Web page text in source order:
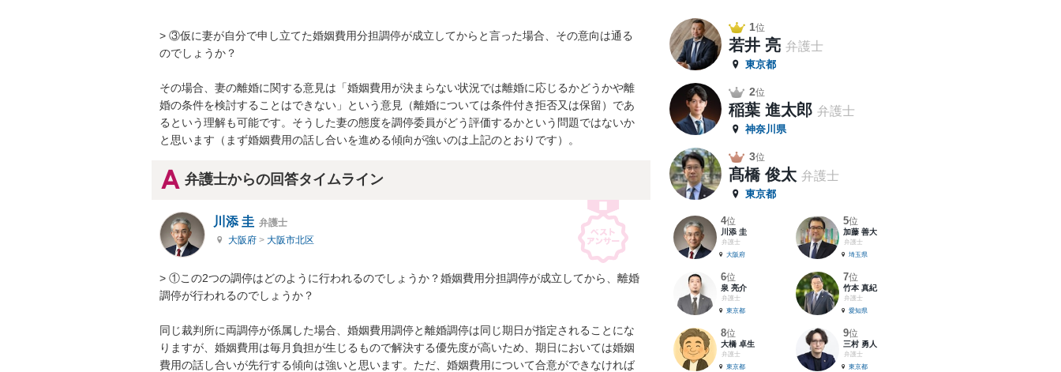
> ③仮に妻が自分で申し立てた婚姻費用分担調停が成立してからと言った場合、その意向は通る
のでしょうか？
その場合、妻の離婚に関する意見は「婚姻費用が決まらない状況では離婚に応じるかどうかや離
婚の条件を検討することはできない」という意見（離婚については条件付き拒否又は保留）であ
るという理解も可能です。そうした妻の態度を調停委員がどう評価するかという問題ではないか
と思います（まず婚姻費用の話し合いを進める傾向が強いのは上記のとおりです）。
弁護士からの回答タイムライン
川添 圭 弁護士
大阪府 > 大阪市北区
> ①この2つの調停はどのように行われるのでしょうか？婚姻費用分担調停が成立してから、離婚
調停が行われるのでしょうか？
同じ裁判所に両調停が係属した場合、婚姻費用調停と離婚調停は同じ期日が指定されることにな
りますが、婚姻費用は毎月負担が生じるもので解決する優先度が高いため、期日においては婚姻
費用の話し合いが先行する傾向は強いと思います。ただ、婚姻費用について合意ができなければ
1位
若井 亮 弁護士
東京都
2位
稲葉 進太郎 弁護士
神奈川県
3位
髙橋 俊太 弁護士
東京都
4位
川添 圭
弁護士
大阪府
5位
加藤 善大
弁護士
埼玉県
6位
泉 亮介
弁護士
東京都
7位
竹本 真紀
弁護士
愛知県
8位
大橋 卓生
弁護士
東京都
9位
三村 勇人
弁護士
東京都